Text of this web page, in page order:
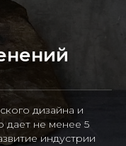
дизайна и
дает не менее 5
индустрии